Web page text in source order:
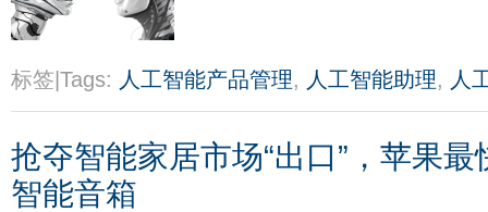
标签|Tags: 人工智能产品管理, 人工智能助理, 人
抢夺智能家居市场“出口”，苹果
智能音箱